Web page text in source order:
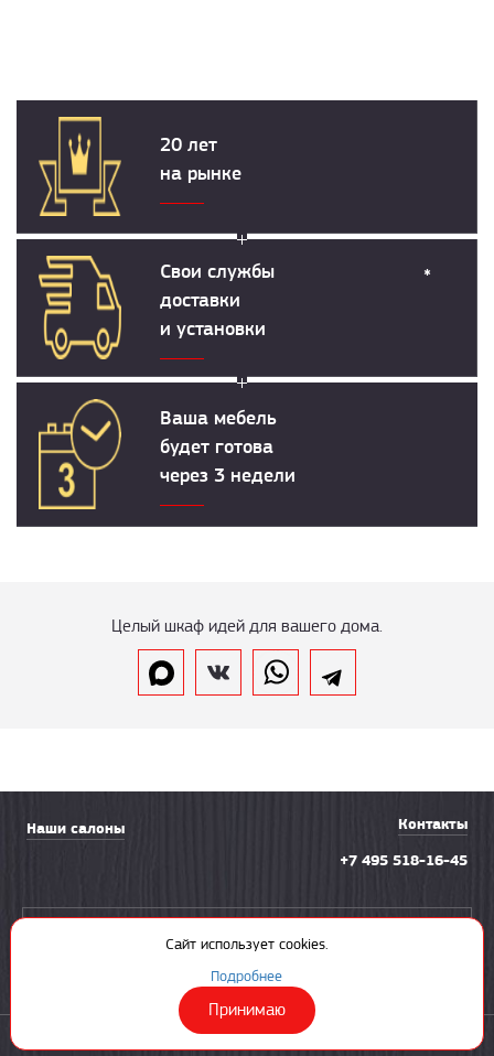
20 лет
на рынке
Свои службы
доставки
и установки
*
Ваша мебель
будет готова
через 3 недели
Целый шкаф идей для вашего дома.
Наши салоны
Контакты
+7 495 518-16-45
© 2003—2026 «Солнечная ладья»
Сайт использует cookies.
Подробнее
Принимаю